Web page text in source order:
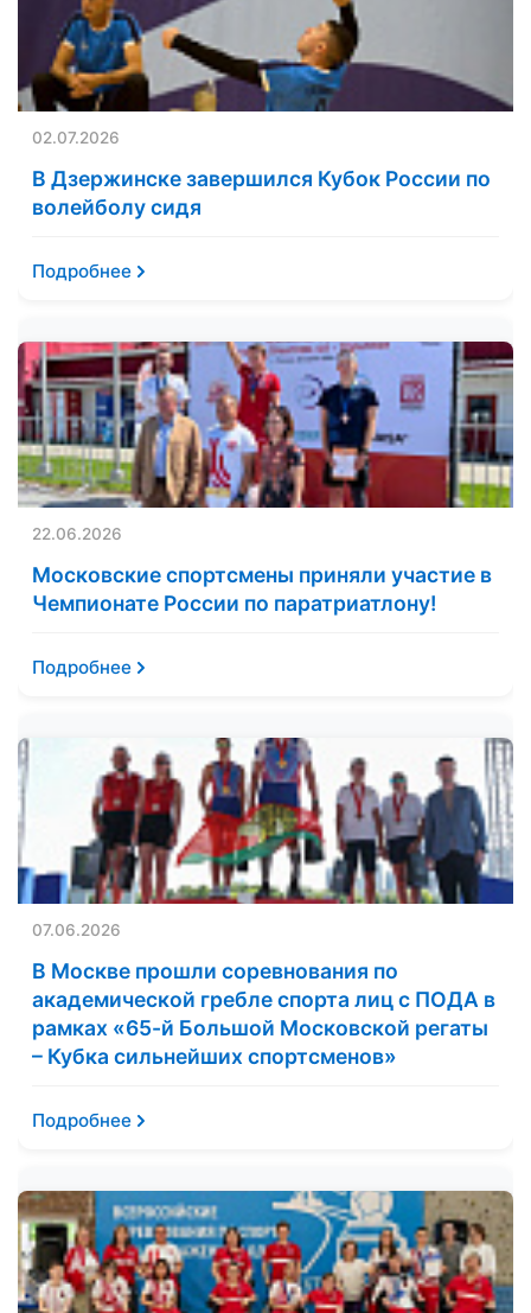
02.07.2026
В Дзержинске завершился Кубок России по
волейболу сидя
Подробнее
22.06.2026
Московские спортсмены приняли участие в
Чемпионате России по паратриатлону!
Подробнее
07.06.2026
В Москве прошли соревнования по
академической гребле спорта лиц с ПОДА в
рамках «65-й Большой Московской регаты
– Кубка сильнейших спортсменов»
Подробнее